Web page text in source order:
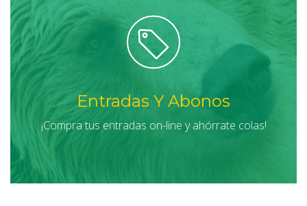
Entradas Y Abonos
¡Compra tus entradas on-line y ahórrate colas!